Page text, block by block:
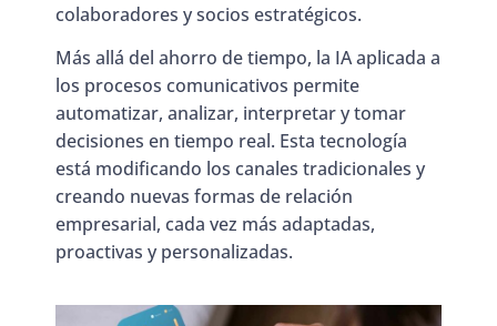
colaboradores y socios estratégicos.
Más allá del ahorro de tiempo, la IA aplicada a
los procesos comunicativos permite
automatizar, analizar, interpretar y tomar
decisiones en tiempo real. Esta tecnología
está modificando los canales tradicionales y
creando nuevas formas de relación
empresarial, cada vez más adaptadas,
proactivas y personalizadas.